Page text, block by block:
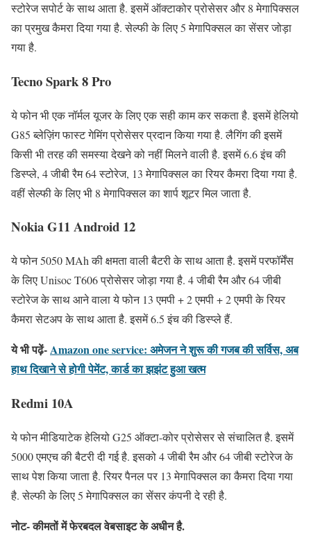
स्टोरेज सपोर्ट के साथ आता है. इसमें ऑक्टाकोर प्रोसेसर और 8 मेगापिक्सल
का प्रमुख कैमरा दिया गया है. सेल्फी के लिए 5 मेगापिक्सल का सेंसर जोड़ा
गया है.
Tecno Spark 8 Pro
ये फोन भी एक नॉर्मल यूजर के लिए एक सही काम कर सकता है. इसमें हेलियो
G85 ब्लेज़िंग फास्ट गेमिंग प्रोसेसर प्रदान किया गया है. लैगिंग की इसमें
किसी भी तरह की समस्या देखने को नहीं मिलने वाली है. इसमें 6.6 इंच की
डिस्प्ले, 4 जीबी रैम 64 स्टोरेज, 13 मेगापिक्सल का रियर कैमरा दिया गया है.
वहीं सेल्फी के लिए भी 8 मेगापिक्सल का शार्प शूटर मिल जाता है.
Nokia G11 Android 12
ये फोन 5050 MAh की क्षमता वाली बैटरी के साथ आता है. इसमें परफॉर्मेंस
के लिए Unisoc T606 प्रोसेसर जोड़ा गया है. 4 जीबी रैम और 64 जीबी
स्टोरेज के साथ आने वाला ये फोन 13 एमपी + 2 एमपी + 2 एमपी के रियर
कैमरा सेटअप के साथ आता है. इसमें 6.5 इंच की डिस्प्ले हैं.
ये भी पढ़ें-Amazon one service: अमेजन ने शुरू की गजब की सर्विस, अब
हाथ दिखाने से होगी पेमेंट, कार्ड का झझंट हुआ खत्म
Redmi 10A
ये फोन मीडियाटेक हेलियो G25 ऑक्टा-कोर प्रोसेसर से संचालित है. इसमें
5000 एमएच की बैटरी दी गई है. इसको 4 जीबी रैम और 64 जीबी स्टोरेज के
साथ पेश किया जाता है. रियर पैनल पर 13 मेगापिक्सल का कैमरा दिया गया
है. सेल्फी के लिए 5 मेगापिक्सल का सेंसर कंपनी दे रही है.
नोट- कीमतों में फेरबदल वेबसाइट के अधीन है.